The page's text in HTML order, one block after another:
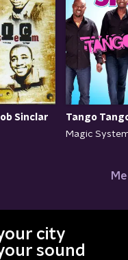
Sinclar
Tango
Magic
city
sound